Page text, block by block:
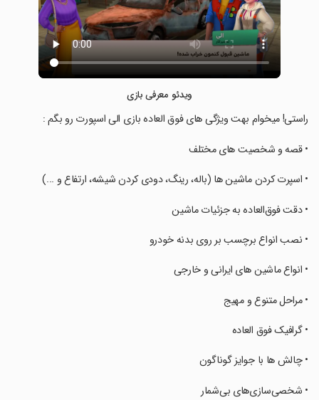
ویدئو معرفی بازی
‏‏‏راستی! میخوام بهت ویژگی های فوق العاده بازی الی اسپورت رو بگم :
‏‏‏• قصه و شخصیت های مختلف
‏‏‏• اسپرت کردن ماشین ها (باله، رینگ، دودی کردن شیشه، ارتفاع و ...)
‏‏‏• دقت فوق‌العاده به جزئیات ماشین
‏‏‏• نصب انواع برچسب بر روی بدنه خودرو
‏‏‏• انواع ماشین های ایرانی و خارجی
‏‏‏• مراحل متنوع و مهیج
‏‏‏• گرافیک فوق العاده
‏‏‏• چالش ها با جوایز گوناگون
‏‏‏• شخصی‌سازی‌های بی‌شمار